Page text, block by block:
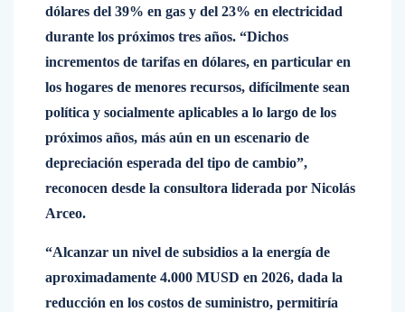
dólares del 39% en gas y del 23% en electricidad
durante los próximos tres años. “Dichos
incrementos de tarifas en dólares, en particular en
los hogares de menores recursos, difícilmente sean
política y socialmente aplicables a lo largo de los
próximos años, más aún en un escenario de
depreciación esperada del tipo de cambio”,
reconocen desde la consultora liderada por Nicolás
Arceo.
“Alcanzar un nivel de subsidios a la energía de
aproximadamente 4.000 MUSD en 2026, dada la
reducción en los costos de suministro, permitiría